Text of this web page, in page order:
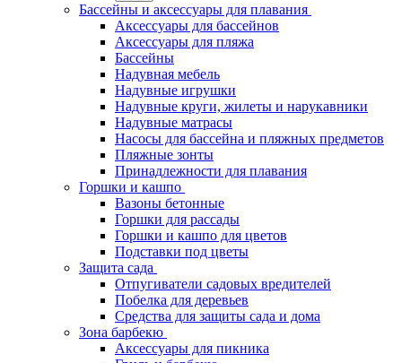
Бассейны и аксессуары для плавания
Аксессуары для бассейнов
Аксессуары для пляжа
Бассейны
Надувная мебель
Надувные игрушки
Надувные круги, жилеты и нарукавники
Надувные матрасы
Насосы для бассейна и пляжных предметов
Пляжные зонты
Принадлежности для плавания
Горшки и кашпо
Вазоны бетонные
Горшки для рассады
Горшки и кашпо для цветов
Подставки под цветы
Защита сада
Отпугиватели садовых вредителей
Побелка для деревьев
Средства для защиты сада и дома
Зона барбекю
Аксессуары для пикника